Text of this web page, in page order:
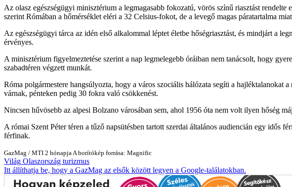
Az olasz egészségügyi minisztérium a legmagasabb fokozatú, vörös színű riasztást
szerint Rómában a hőmérséklet eléri a 32 Celsius-fokot, de a levegő magas páratartalma
Az egészségügyi tárca az idén első alkalommal léptet életbe hőségriasztást, és mindjárt a
érvényes.
A minisztérium figyelmeztetése szerint a nap legmelegebb óráiban nem tanácsolt, hogy
szabadtéren végzett munkát.
Róma polgármestere hangsúlyozta, hogy a város szociális hálózata segíti a hajléktalanokat
várnak, pénteken pedig 30 fokra való csökkenést.
Nincsen hűvösebb az alpesi Bolzano városában sem, ahol 1956 óta nem volt ilyen hőség
A római Szent Péter téren a tűző napsütésben tartott szerdai általános audiencián egy idős
férfinak.
GazMag / MTI 2 hónapja A borítókép forrása: Magnific
Világ Olaszország turizmus
Itt állíthatja be, hogy a GazMag az elsők között legyen a Google-találatokban.